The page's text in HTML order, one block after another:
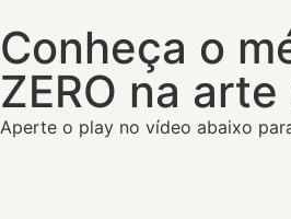
Conheça o
ZERO na
Aperte o play no vídeo abaixo